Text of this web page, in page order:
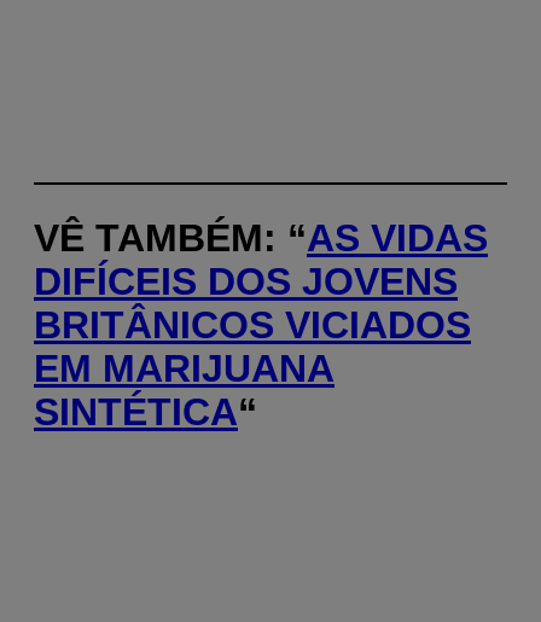
VÊ TAMBÉM: “AS VIDAS
DIFÍCEIS DOS JOVENS
BRITÂNICOS VICIADOS
EM MARIJUANA
SINTÉTICA“